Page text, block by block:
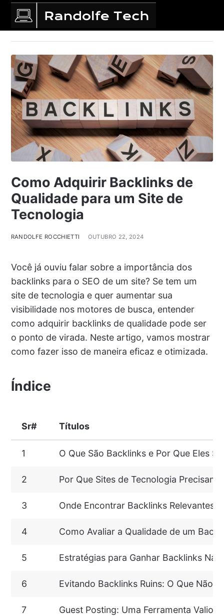
Como Adquirir Backlinks de
Qualidade para um Site de
Tecnologia
RANDOLFE ROCCHIETTI OUTUBRO 22, 2024
Você já ouviu falar sobre a importância dos
backlinks para o SEO de um site? Se tem um
site de tecnologia e quer aumentar sua
visibilidade nos motores de busca, entender
como adquirir backlinks de qualidade pode ser
o ponto de virada. Neste artigo, vamos mostrar
como fazer isso de maneira eficaz e otimizada.
Índice
Sr# Títulos
1 O Que São Backlinks e Por Que Eles
2 Por Que Sites de Tecnologia Precisam
3 Onde Encontrar Backlinks Relevantes
4 Como Avaliar a Qualidade de um
5 Estratégias para Ganhar Backlinks
6 Evitando Backlinks Ruins: O Que Não
7 Guest Posting: Uma Ferramenta